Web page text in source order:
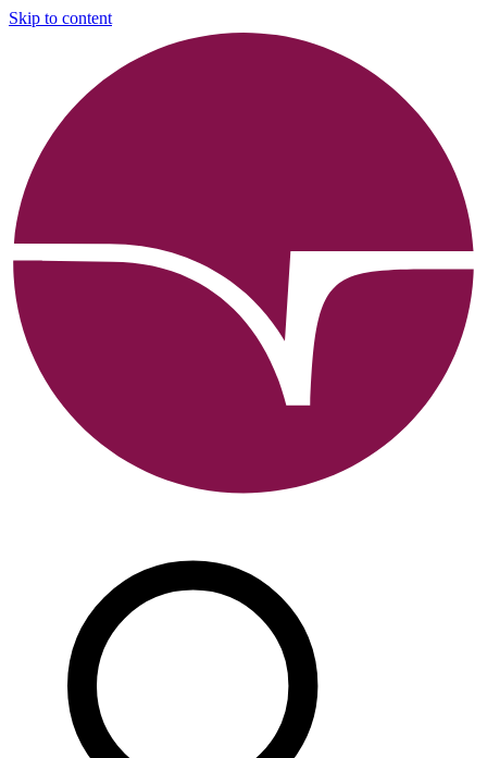
Skip to content